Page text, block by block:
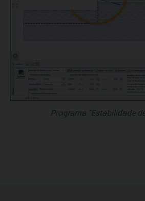
Programa "Estabilidade